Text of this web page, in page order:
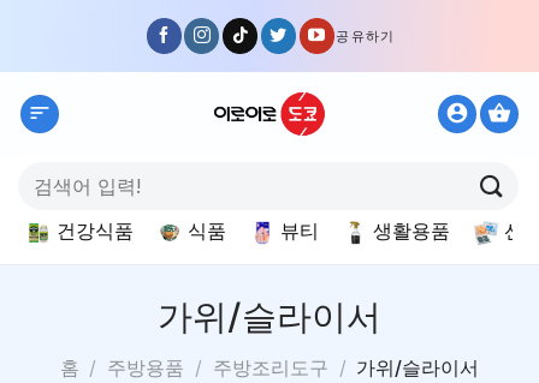
content
공유하기
색:
건강식품 식품 뷰티 생활용품 선
가위/슬라이서
홈 / 주방용품 / 주방조리도구 / 가위/슬라이서